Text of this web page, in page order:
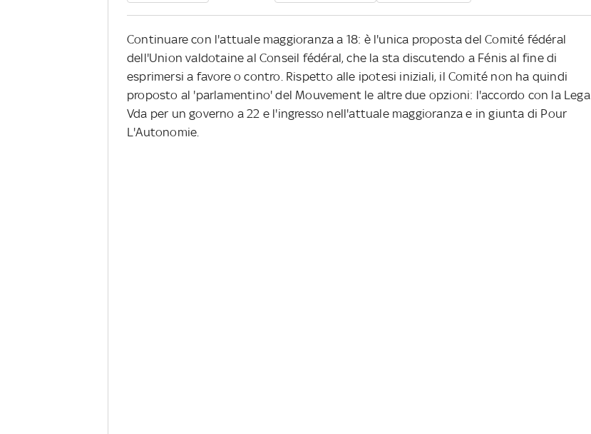
Continuare con l'attuale maggioranza a 18: è l'unica proposta del Comité fédéral
dell'Union valdotaine al Conseil fédéral, che la sta discutendo a Fénis al fine di
esprimersi a favore o contro. Rispetto alle ipotesi iniziali, il Comité non ha quindi
proposto al 'parlamentino' del Mouvement le altre due opzioni: l'accordo con la Lega
Vda per un governo a 22 e l'ingresso nell'attuale maggioranza e in giunta di Pour
L'Autonomie.